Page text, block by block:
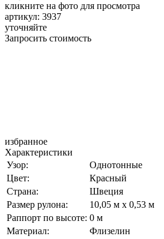
кликните на фото для просмотра
артикул: 3937
уточняйте
Запросить стоимость
избранное
Характеристики
Узор:
Однотонные
Цвет:
Красный
Страна:
Швеция
Размер рулона:
10,05 м x 0,53 м
Раппорт по высоте: 0 м
Материал:
Флизелин